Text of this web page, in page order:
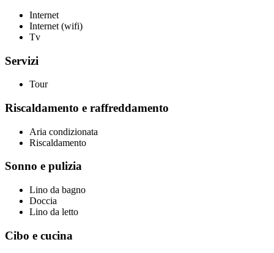
Internet
Internet (wifi)
Tv
Servizi
Tour
Riscaldamento e raffreddamento
Aria condizionata
Riscaldamento
Sonno e pulizia
Lino da bagno
Doccia
Lino da letto
Cibo e cucina